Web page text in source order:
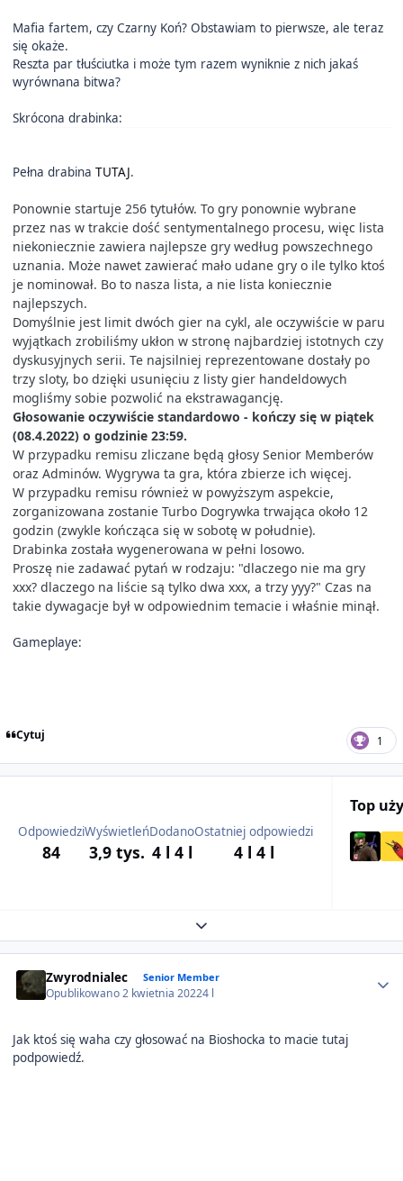
Mafia fartem, czy Czarny Koń? Obstawiam to pierwsze, ale teraz
się okaże.
Reszta par tłuściutka i może tym razem wyniknie z nich jakaś
wyrównana bitwa?
Skrócona drabinka:
Pełna drabina TUTAJ.
Ponownie startuje 256 tytułów. To gry ponownie wybrane
przez nas w trakcie dość sentymentalnego procesu, więc lista
niekoniecznie zawiera najlepsze gry według powszechnego
uznania. Może nawet zawierać mało udane gry o ile tylko ktoś
je nominował. Bo to nasza lista, a nie lista koniecznie
najlepszych.
Domyślnie jest limit dwóch gier na cykl, ale oczywiście w paru
wyjątkach zrobiliśmy ukłon w stronę najbardziej istotnych czy
dyskusyjnych serii. Te najsilniej reprezentowane dostały po
trzy sloty, bo dzięki usunięciu z listy gier handeldowych
mogliśmy sobie pozwolić na ekstrawagancję.
Głosowanie oczywiście standardowo - kończy się w piątek
(08.4.2022) o godzinie 23:59.
W przypadku remisu zliczane będą głosy Senior Memberów
oraz Adminów. Wygrywa ta gra, która zbierze ich więcej.
W przypadku remisu również w powyższym aspekcie,
zorganizowana zostanie Turbo Dogrywka trwająca około 12
godzin (zwykle kończąca się w sobotę w południe).
Drabinka została wygenerowana w pełni losowo.
Proszę nie zadawać pytań w rodzaju: "dlaczego nie ma gry
xxx? dlaczego na liście są tylko dwa xxx, a trzy yyy?" Czas na
takie dywagacje był w odpowiednim temacie i właśnie minął.
Gameplaye:
Cytuj 1
Odpowiedzi
84
Wyświetleń
3,9 tys.
Dodano
4 l 4 l
Ostatniej odpowiedzi
4 l 4 l
Top
Expand topic overview
Zwyrodnialec Senior Member
Opublikowano2 kwietnia 20224 l
Jak ktoś się waha czy głosować na Bioshocka to macie tutaj
podpowiedź.